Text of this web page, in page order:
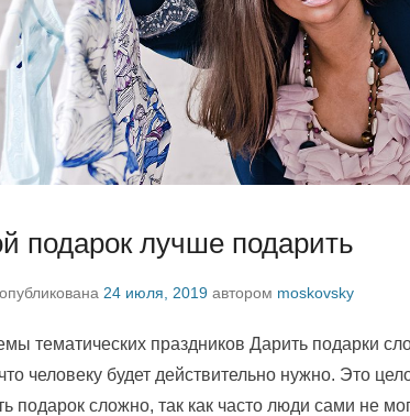
подарок лучше подарить
24 июля, 2019 автором moskovsky
тематических праздников Дарить подарки
человеку будет действительно нужно. Это
подарок сложно, так как часто люди сами не